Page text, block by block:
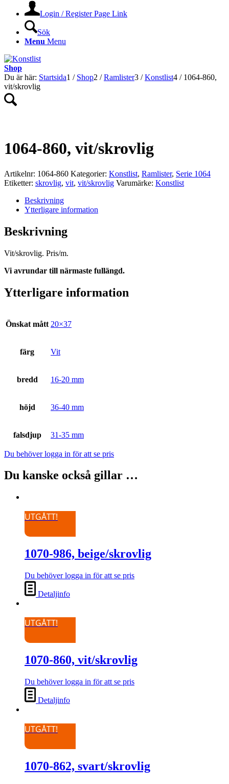
Login / Register Page Link
Sök
Menu Menu
Shop
Du är här: Startsida1 / Shop2 / Ramlister3 / Konstlist4 / 1064-860,
vit/skrovlig
1064-860, vit/skrovlig
Artikelnr: 1064-860 Kategorier: Konstlist, Ramlister, Serie 1064
Etiketter: skrovlig, vit, vit/skrovlig Varumärke: Konstlist
Beskrivning
Ytterligare information
Beskrivning
Vit/skrovlig. Pris/m.
Vi avrundar till närmaste fullängd.
Ytterligare information
Önskat mått 20×37
färg Vit
bredd 16-20 mm
höjd 36-40 mm
falsdjup 31-35 mm
Du behöver logga in för att se pris
Du kanske också gillar …
UTGÅTT!
1070-986, beige/skrovlig
Du behöver logga in för att se pris
Detaljinfo
UTGÅTT!
1070-860, vit/skrovlig
Du behöver logga in för att se pris
Detaljinfo
UTGÅTT!
1070-862, svart/skrovlig